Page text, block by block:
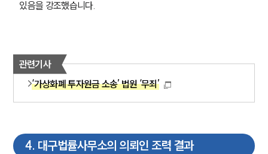
있음을 강조했습니다.
관련기사
‘가상화폐 투자원금 소송’ 법원 ‘무죄’
4. 대구법률사무소의 의뢰인 조력 결과